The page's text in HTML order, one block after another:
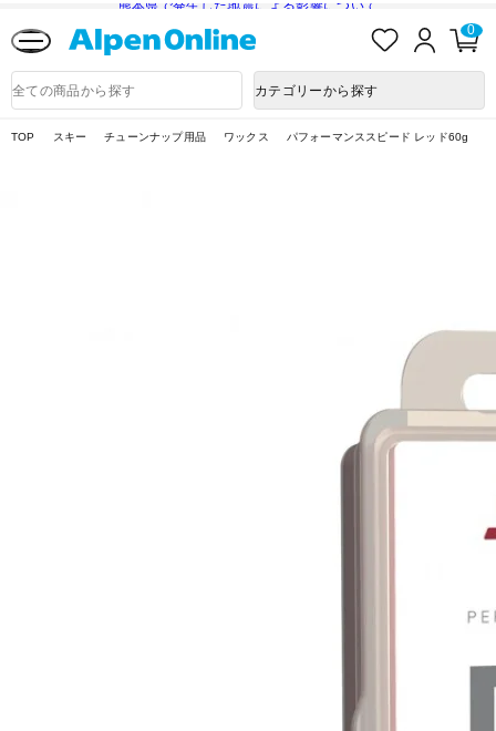
熊本県で発生した地震による影響について
入
ロ
ン
0
品
検
カテゴリーから探す
TOP スキー チューンナップ用品 ワックス パフォーマンススピード レッド60g